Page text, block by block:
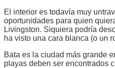
El interior es todavía muy
oportunidades para quien
Livingston. Siquiera podría
ha visto una cara blanca (o un
Bata es la ciudad más grande
playas deben ser encontrados